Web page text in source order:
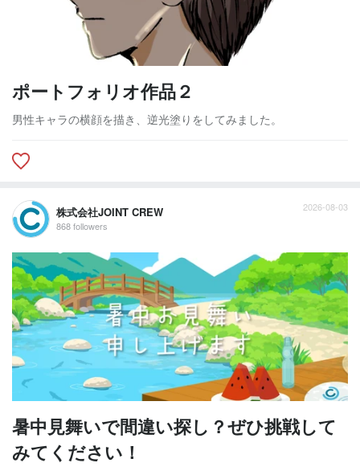
ポートフォリオ作品２
男性キャラの横顔を描き、逆光塗りをしてみました。
株式会社JOINT CREW
868 followers
2026-08-03
暑中見舞いで間違い探し？ぜひ挑戦して
みてください！